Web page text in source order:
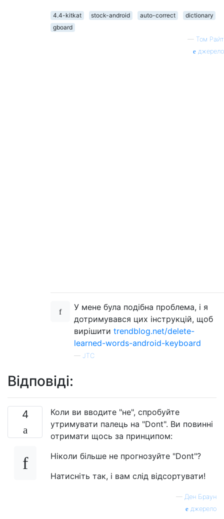
4.4-kitkat stock-android auto-correct
dictionary
gboard
— Том Райт
джерело
У мене була подібна проблема, і я
дотримувався цих інструкцій, щоб
вирішити trendblog.net/delete-
learned-words-android-keyboard
— JTC
Відповіді:
4
Коли ви вводите "не", спробуйте
утримувати палець на "Dont". Ви повинні
отримати щось за принципом:
Ніколи більше не прогнозуйте "Dont"?
Натисніть так, і вам слід відсортувати!
— Ден Браун
джерело